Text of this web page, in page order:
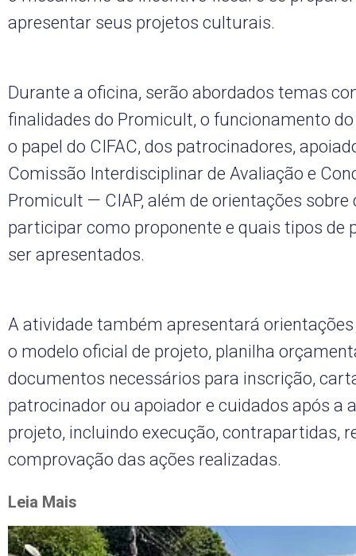
apresentar seus projetos culturais.
Durante a oficina, serão abordados temas
finalidades do Promicult, o funcionamento
o papel do CIFAC, dos patrocinadores,
Comissão Interdisciplinar de Avaliação e
Promicult — CIAP, além de orientações sobre
participar como proponente e quais tipos de
ser apresentados.
A atividade também apresentará
o modelo oficial de projeto, planilha
documentos necessários para inscrição,
patrocinador ou apoiador e cuidados após a
projeto, incluindo execução, contrapartidas,
comprovação das ações realizadas.
Leia Mais